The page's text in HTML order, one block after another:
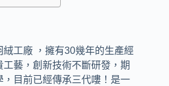
工廠 ，擁有30幾年的生產經
藝，創新技術不斷研發，期
，目前已經傳承三代嘍！是一